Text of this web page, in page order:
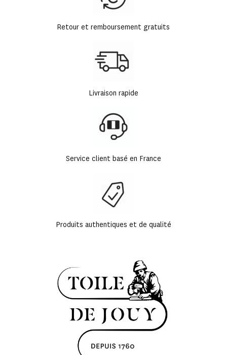
Retour et remboursement gratuits
Livraison rapide
Service client basé en France
Produits authentiques et de qualité